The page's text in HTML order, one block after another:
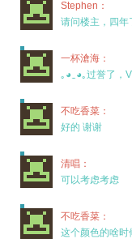
Stephen：
请问楼主，四年
一杯滄海：
｡◕‿◕｡过誉了，
不吃香菜：
好的 谢谢
清唱：
可以考虑考虑
不吃香菜：
这个颜色的啥时